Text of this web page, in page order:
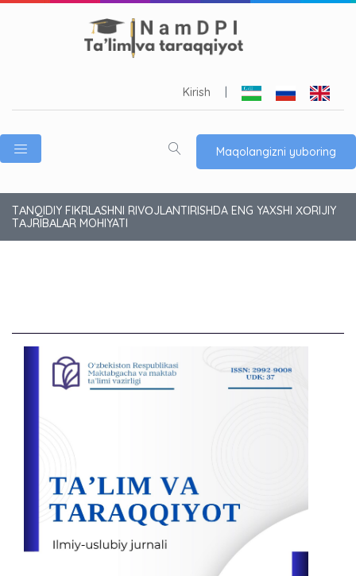
Kirish
Maqolangizni yuboring
TАNQIDIY FIKRLАSHNI RIVОJLАNTIRISHDA ENG YAXSHI ХОRIJIY
TАJRIBАLАR MOHIYATI